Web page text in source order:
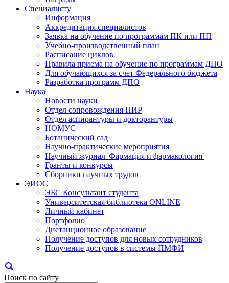
Специалисту
Информация
Аккредитация специалистов
Заявка на обучение по программам ПК или ПП
Учебно-производственный план
Расписание циклов
Правила приема на обучение по программам ДПО
Для обучающихся за счет Федерального бюджета
Разработка программ ДПО
Наука
Новости науки
Отдел сопровождения НИР
Отдел аспирантуры и докторантуры
НОМУС
Ботанический сад
Научно-практические мероприятия
Научный журнал 'Фармация и фармакология'
Гранты и конкурсы
Сборники научных трудов
ЭИОС
ЭБС Консультант студента
Университетская библиотека ONLINE
Личный кабинет
Портфолио
Дистанционное образование
Получение доступов для новых сотрудников
Получение доступов в системы ПМФИ
Поиск по сайту